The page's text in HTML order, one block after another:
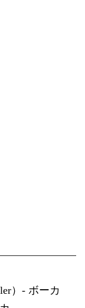
）- ボーカ